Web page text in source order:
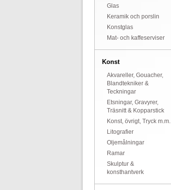
Glas
Keramik och porslin
Konstglas
Mat- och kaffeserviser
Konst
Akvareller, Gouacher,
Blandtekniker &
Teckningar
Etsningar, Gravyrer,
Träsnitt & Kopparstick
Konst, övrigt, Tryck m.m.
Litografier
Oljemålningar
Ramar
Skulptur &
konsthantverk